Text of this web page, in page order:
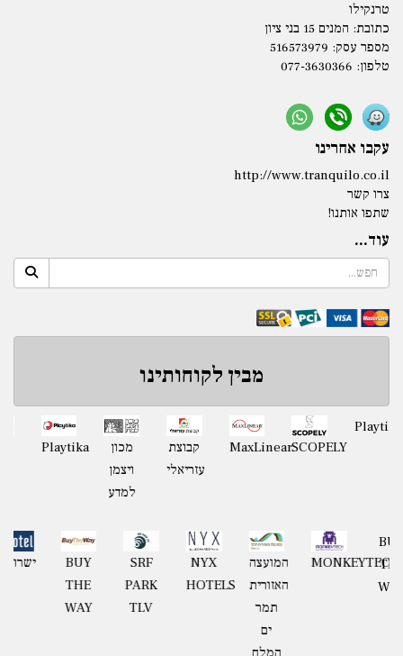
טרנקילו
כתובת: המנים 15 בני ציון
מספר עסק: 516573979
טלפון: 077-3630366
עקבו אחרינו
http://www.tranquilo.co.il
צרו קשר
שתפו אותנו!
עוד...
מבין לקוחותינו
Playtika
מכון
ויצמן
למדע
קבוצת
עזריאלי
MaxLinear SCOPELY
מועצה
אזורית
BUY
THE
HOTELS
המועצה
האזורית
תמר
MONKEYTECH
קבוצת
גאון